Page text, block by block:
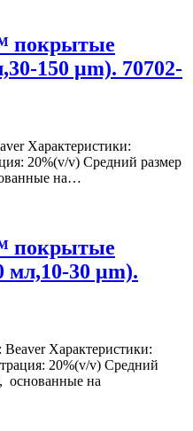
покрытые
150 μm). 70702-
Характеристики:
20%(v/v) Средний размер
на…
покрытые
мл,10-30 μm).
Характеристики:
20%(v/v) Средний
основанные на